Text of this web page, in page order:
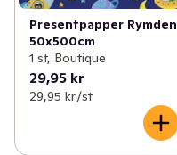
Presentpapper Rymden
50x500cm
1 st, Boutique
29,95 kr
29,95 kr /st